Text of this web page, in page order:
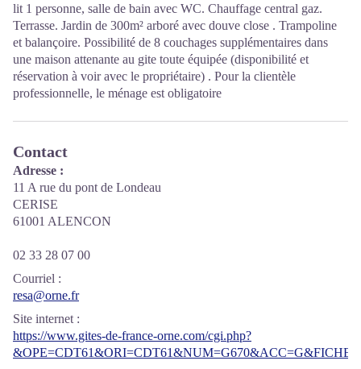
lit 1 personne, salle de bain avec WC. Chauffage central gaz.
Terrasse. Jardin de 300m² arboré avec douve close . Trampoline
et balançoire. Possibilité de 8 couchages supplémentaires dans
une maison attenante au gite toute équipée (disponibilité et
réservation à voir avec le propriétaire) . Pour la clientèle
professionnelle, le ménage est obligatoire
Contact
Adresse :
11 A rue du pont de Londeau
CERISE
61001 ALENCON
02 33 28 07 00
Courriel :
resa@orne.fr
Site internet :
https://www.gites-de-france-orne.com/cgi.php?